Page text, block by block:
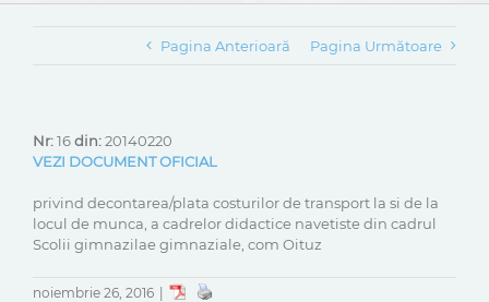
Pagina Anterioară Pagina Următoare
Nr:16din:20140220
VEZI DOCUMENT OFICIAL
privind decontarea/plata costurilor de transport la si de la
locul de munca, a cadrelor didactice navetiste din cadrul
Scolii gimnazilae gimnaziale, com Oituz
noiembrie 26, 2016